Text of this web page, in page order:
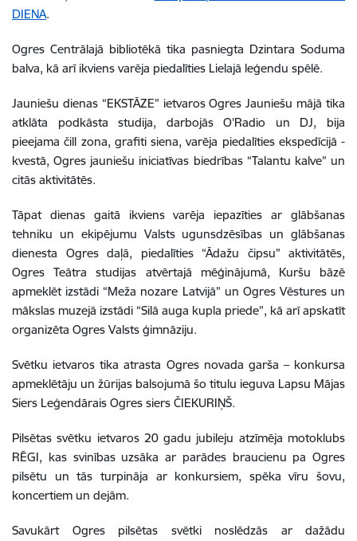
DIENA.
Ogres Centrālajā bibliotēkā tika pasniegta Dzintara Soduma
balva, kā arī ikviens varēja piedalīties Lielajā leģendu spēlē.
Jauniešu dienas “EKSTĀZE” ietvarosOgres Jauniešu mājā tika
atklāta podkāsta studija, darbojāsO’Radio un DJ, bija
pieejama čill zona, grafiti siena, varēja piedalīties ekspedīcijā -
kvestā, Ogres jauniešu iniciatīvas biedrības “Talantu kalve” un
citās aktivitātēs.
Tāpat dienas gaitā ikviens varēja iepazīties ar glābšanas
tehniku un ekipējumu Valsts ugunsdzēsības un glābšanas
dienesta Ogres daļā, piedalīties “Ādažu čipsu” aktivitātēs,
Ogres Teātra studijas atvērtajā mēģinājumā, Kuršu bāzē
apmeklēt izstādi “Meža nozare Latvijā” un Ogres Vēstures un
mākslas muzejā izstādi “Silā auga kupla priede”, kā arī apskatīt
organizēta Ogres Valsts ģimnāziju.
Svētku ietvaros tika atrasta Ogres novada garša – konkursa
apmeklētāju un žūrijas balsojumā šo titulu ieguva Lapsu Mājas
Siers Leģendārais Ogres siers ČIEKURIŅŠ.
Pilsētas svētku ietvaros 20 gadu jubileju atzīmēja motoklubs
RĒGI, kas svinības uzsāka ar parādes braucienu pa Ogres
pilsētu un tās turpināja ar konkursiem, spēka vīru šovu,
koncertiem un dejām.
Savukārt Ogres pilsētas svētki noslēdzās ar dažādu